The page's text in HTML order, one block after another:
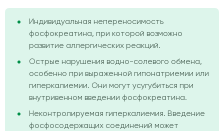
Индивидуальная непереносимость
фосфокреатина, при которой возможно
развитие аллергических реакций.
Острые нарушения водно-солевого обмена,
особенно при выраженной гипонатриемии или
гиперкалиемии. Они могут усугубиться при
внутривенном введении фосфокреатина.
Неконтролируемая гиперкалиемия. Введение
фосфосодержащих соединений может